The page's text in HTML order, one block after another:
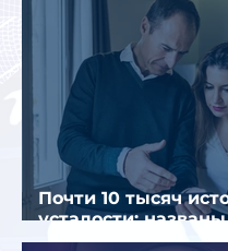
Почти 10 тысяч
усталости:
уставшие россияне